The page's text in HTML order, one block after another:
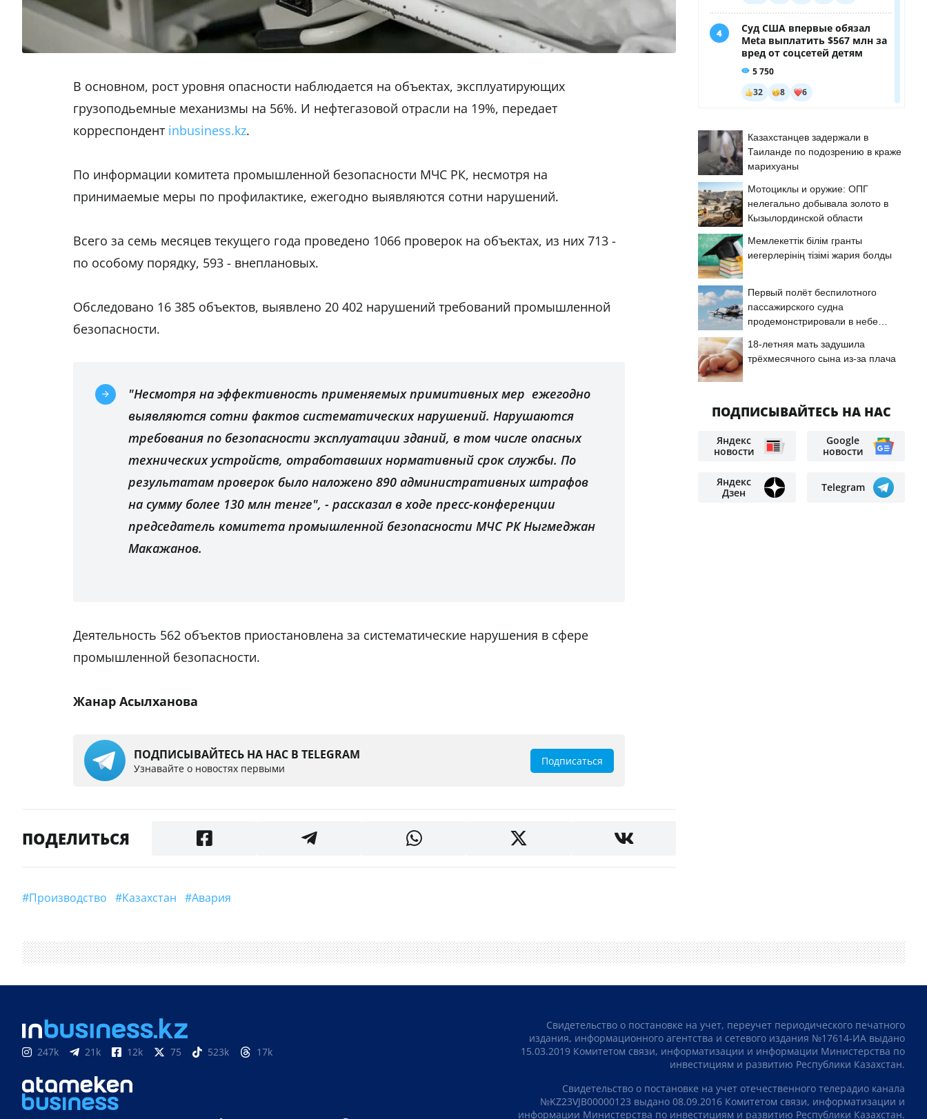
В основном, рост уровня опасности наблюдается на объектах, эксплуатирующих
грузоподьемные механизмы на 56%. И нефтегазовой отрасли на 19%, передает
корреспондент inbusiness.kz.
По информации комитета промышленной безопасности МЧС РК, несмотря на
принимаемые меры по профилактике, ежегодно выявляются сотни нарушений.
Всего за семь месяцев текущего года проведено 1066 проверок на объектах, из них 713 -
по особому порядку, 593 - внеплановых.
Обследовано 16 385 объектов, выявлено 20 402 нарушений требований промышленной
безопасности.
"Несмотря на эффективность применяемых примитивных мер ежегодно
выявляются сотни фактов систематических нарушений. Нарушаются
требования по безопасности эксплуатации зданий, в том числе опасных
технических устройств, отработавших нормативный срок службы. По
результатам проверок было наложено 890 административных штрафов
на сумму более 130 млн тенге", - рассказал в ходе пресс-конференции
председатель комитета промышленной безопасности МЧС РК Ныгмеджан
Макажанов.
Деятельность 562 объектов приостановлена за систематические нарушения в сфере
промышленной безопасности.
Жанар Асылханова
ПОДПИСЫВАЙТЕСЬ НА НАС В TELEGRAM
Узнавайте о новостях первыми
Подписаться
ПОДЕЛИТЬСЯ
#производство #Казахстан #Авария
Казахстанцев задержали в
Таиланде по подозрению в краже
марихуаны
Мотоциклы и оружие: ОПГ
нелегально добывала золото в
Кызылординской области
Мемлекеттік білім гранты
иегерлерінің тізімі жария болды
Первый полёт беспилотного
пассажирского судна
продемонстрировали в небе
18-летняя мать задушила
трёхмесячного сына из-за плача
ПОДПИСЫВАЙТЕСЬ НА НАС
Яндекс
новости
Google
новости
Яндекс
Дзен
Telegram
247k 21k 12k 75 523k 17k
Свидетельство о постановке на учет, переучет периодического печатного
издания, информационного агентства и сетевого издания №17614-ИА выдано
15.03.2019 Комитетом связи, информатизации и информации Министерства по
инвестициям и развитию Республики Казахстан.
Свидетельство о постановке на учет отечественного телерадио канала
№KZ23VJB00000123 выдано 08.09.2016 Комитетом связи, информатизации и
информации Министерства по инвестициям и развитию Республики Казахстан.